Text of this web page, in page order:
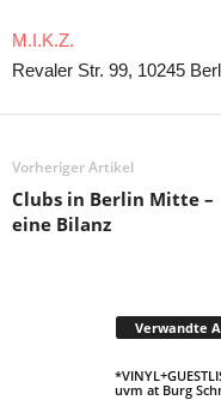
M.I.K.Z.
Revaler Str. 99, 10245
Vorheriger Artikel
Clubs in Berlin Mitte –
eine Bilanz
Verwandte
uvm at Burg